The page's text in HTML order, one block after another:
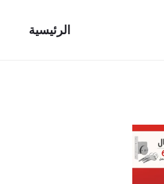
الرئيسية